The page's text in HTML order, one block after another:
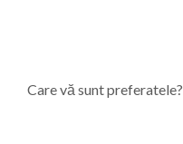
Care vă sunt preferatele?